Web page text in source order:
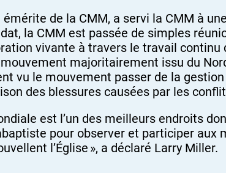
de la CMM, a servi la CMM à
la CMM est passée de simples
vivante à travers le travail continu
mouvement majoritairement issu du
vu le mouvement passer de la
des blessures causées par les
est l’un des meilleurs endroits
pour observer et participer aux
l’Église », a déclaré Larry Miller.